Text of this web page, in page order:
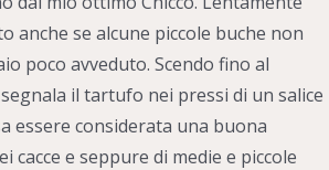
anche se alcune piccole buche non
poco avveduto. Scendo fino al
il tartufo nei pressi di un salice
essere considerata una buona
cacce e seppure di medie e piccole